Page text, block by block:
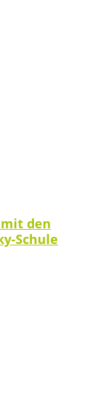
den
Schule